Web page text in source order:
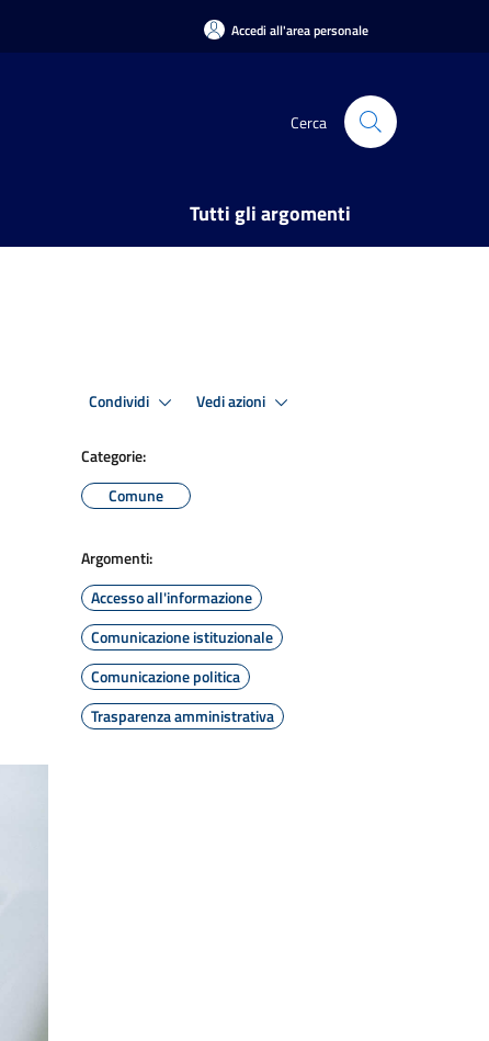
Accedi all'area personale
Cerca
Tutti gli argomenti
Condividi Vedi azioni
Categorie:
Comune
Argomenti:
Accesso all'informazione
Comunicazione istituzionale
Comunicazione politica
Trasparenza amministrativa